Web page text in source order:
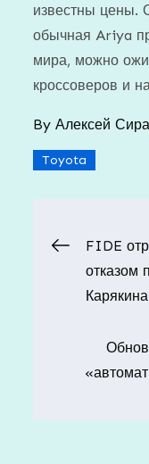
известны цены.
обычная Ariya
мира, можно
кроссоверов и
ByАлексей
Toyota
по
FIDE
отказом